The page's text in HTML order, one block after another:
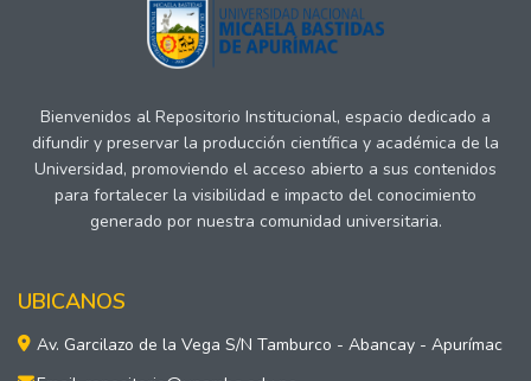
Bienvenidos al Repositorio Institucional, espacio dedicado a
difundir y preservar la producción científica y académica de la
Universidad, promoviendo el acceso abierto a sus contenidos
para fortalecer la visibilidad e impacto del conocimiento
generado por nuestra comunidad universitaria.
UBICANOS
Av. Garcilazo de la Vega S/N Tamburco - Abancay - Apurímac